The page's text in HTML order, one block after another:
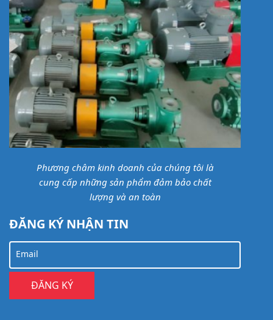
Phương châm kinh doanh của chúng tôi là
cung cấp những sản phẩm đảm bảo chất
lượng và an toàn
ĐĂNG KÝ NHẬN TIN
Email